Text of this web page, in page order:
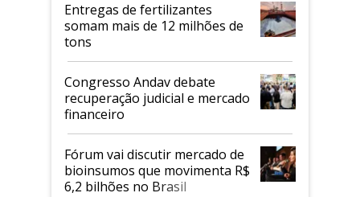
Entregas de fertilizantes
somam mais de 12 milhões de
tons
Congresso Andav debate
recuperação judicial e mercado
financeiro
Fórum vai discutir mercado de
bioinsumos que movimenta R$
6,2 bilhões no Brasil